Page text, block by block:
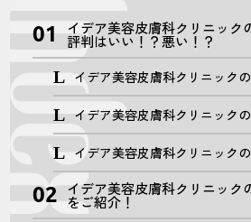
イデア美容皮膚科クリニック
評判はいい！？悪い！？
イデア美容皮膚科クリニック
イデア美容皮膚科クリニック
イデア美容皮膚科クリニック
イデア美容皮膚科クリニック
をご紹介！